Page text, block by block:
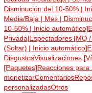
Disminución del 10-50% |
Media/Baja | Mes |
10-50% | Inicio automático]
Privada]Espectadores [MQ
(Soltar) | Inicio automático]
DisgustosVisualizaciones
[Paquetes]Reacciones para
monetizarComentarios
personalizadasOtros